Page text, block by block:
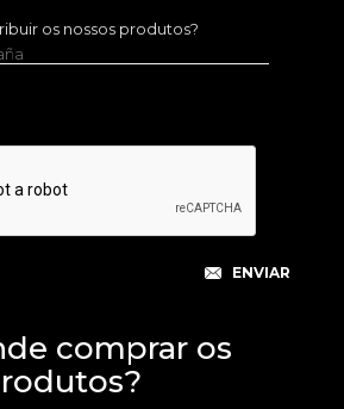
os nossos produtos?
comprar os